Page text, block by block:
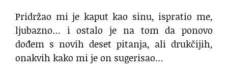
Pridržao mi je kaput kao sinu, ispratio me,
ljubazno… i ostalo je na tom da ponovo
dođem s novih deset pitanja, ali drukčijih,
onakvih kako mi je on sugerisao…